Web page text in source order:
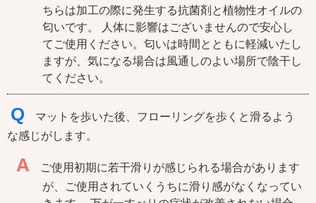
ちらは加工の際に発生する抗菌剤と植物性オイルの
匂いです。 人体に影響はございませんので安心し
てご使用ください。匂いは時間とともに軽減いたし
ますが、気になる場合は風通しのよい場所で陰干し
てください。
Q
マットを歩いた後、フローリングを歩くと滑るよう
な感じがします。
A
ご使用初期に若干滑りが感じられる場合があります
が、ご使用されていくうちに滑り感がなくなってい